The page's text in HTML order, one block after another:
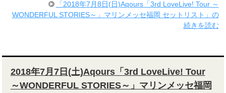
「2018年7月8日(日)Aqours「3rd LoveLive! Tour ～
WONDERFUL STORIES～」マリンメッセ福岡 セットリスト」の
続きを読む
2018年7月7日(土)Aqours「3rd LoveLive! Tour
～WONDERFUL STORIES～」マリンメッセ福岡